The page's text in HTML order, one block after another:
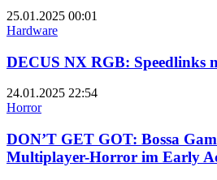
25.01.2025 00:01
Hardware
DECUS NX RGB: Speedlinks
24.01.2025 22:54
Horror
DON’T GET GOT: Bossa
Multiplayer-Horror im Early